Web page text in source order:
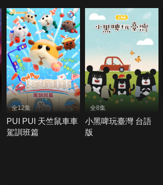
全12集
PUI PUI 天竺鼠車車
駕訓班篇
全8集
小黑啤玩臺灣 台語
版